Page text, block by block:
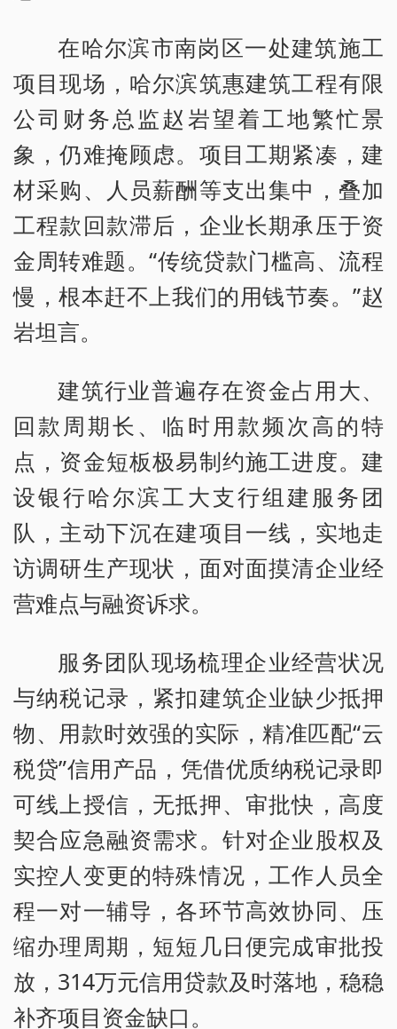
在哈尔滨市南岗区一处建筑施工
项目现场，哈尔滨筑惠建筑工程有限
公司财务总监赵岩望着工地繁忙景
象，仍难掩顾虑。项目工期紧凑，建
材采购、人员薪酬等支出集中，叠加
工程款回款滞后，企业长期承压于资
金周转难题。“传统贷款门槛高、流程
慢，根本赶不上我们的用钱节奏。”赵
岩坦言。
建筑行业普遍存在资金占用大、
回款周期长、临时用款频次高的特
点，资金短板极易制约施工进度。建
设银行哈尔滨工大支行组建服务团
队，主动下沉在建项目一线，实地走
访调研生产现状，面对面摸清企业经
营难点与融资诉求。
服务团队现场梳理企业经营状况
与纳税记录，紧扣建筑企业缺少抵押
物、用款时效强的实际，精准匹配“云
税贷”信用产品，凭借优质纳税记录即
可线上授信，无抵押、审批快，高度
契合应急融资需求。针对企业股权及
实控人变更的特殊情况，工作人员全
程一对一辅导，各环节高效协同、压
缩办理周期，短短几日便完成审批投
放，314万元信用贷款及时落地，稳稳
补齐项目资金缺口。